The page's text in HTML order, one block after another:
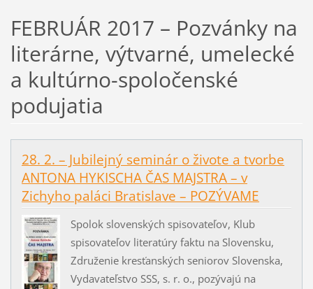
FEBRUÁR 2017 – Pozvánky na
literárne, výtvarné, umelecké
a kultúrno-spoločenské
podujatia
28. 2. – Jubilejný seminár o živote a tvorbe
ANTONA HYKISCHA ČAS MAJSTRA – v
Zichyho paláci Bratislave – POZÝVAME
Spolok slovenských spisovateľov, Klub
spisovateľov literatúry faktu na Slovensku,
Združenie kresťanských seniorov Slovenska,
Vydavateľstvo SSS, s. r. o., pozývajú na